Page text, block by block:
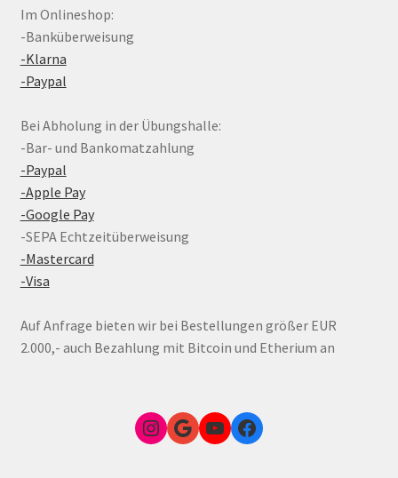
Im Onlineshop:
-Banküberweisung
-Klarna
-Paypal
Bei Abholung in der Übungshalle:
-Bar- und Bankomatzahlung
-Paypal
-Apple Pay
-Google Pay
-SEPA Echtzeitüberweisung
-Mastercard
-Visa
Auf Anfrage bieten wir bei Bestellungen größer EUR
2.000,- auch Bezahlung mit Bitcoin und Etherium an
Instagram
Google Link zum FunShop WienYouTubeFacebook